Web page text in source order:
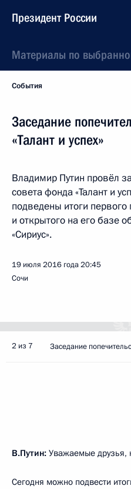
Президент России
Материалы по
События
Заседание
«Талант и успех»
Владимир Путин провёл
совета фонда «Талант и
подведены итоги
и открытого на его базе
«Сириус».
19 июля 2016 года20:45
Сочи
2 из 7 Заседание
В.Путин: Уважаемые друзья,
Сегодня можно подвести